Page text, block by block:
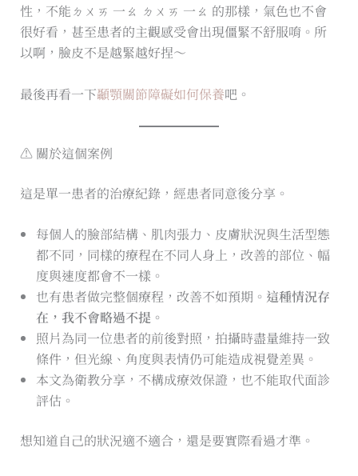
性，不能ㄉㄨㄞ 一ㄠ ㄉㄨㄞ 一ㄠ 的那樣，氣色也不會
很好看，甚至患者的主觀感受會出現僵緊不舒服唷。所
以啊，臉皮不是越緊越好捏～
最後再看一下顳顎關節障礙如何保養吧。
⚠️ 關於這個案例
這是單一患者的治療紀錄，經患者同意後分享。
每個人的臉部結構、肌肉張力、皮膚狀況與生活型態
都不同，同樣的療程在不同人身上，改善的部位、幅
度與速度都會不一樣。
也有患者做完整個療程，改善不如預期。 這種情況存
在，我不會略過不提。
照片為同一位患者的前後對照，拍攝時盡量維持一致
條件，但光線、角度與表情仍可能造成視覺差異。
本文為衛教分享，不構成療效保證，也不能取代面診
評估。
想知道自己的狀況適不適合，還是要實際看過才準。